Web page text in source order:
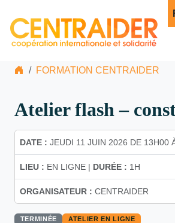
FORMATION CENTRAIDER
Atelier flash –
DATE : JEUDI 11 JUIN 2026 DE 13H00
LIEU : EN LIGNE | DURÉE : 1H
ORGANISATEUR : CENTRAIDER
TERMINÉE ATELIER EN LIGNE